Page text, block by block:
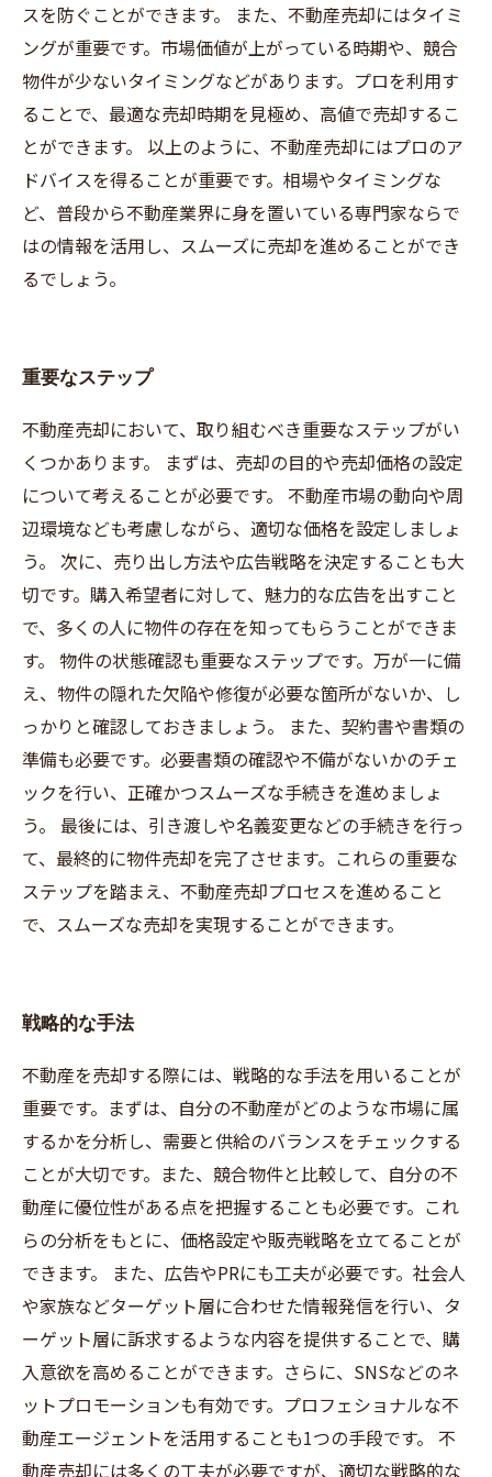
スを防ぐことができます。 また、不動産売却にはタイミ
ングが重要です。市場価値が上がっている時期や、競合
物件が少ないタイミングなどがあります。プロを利用す
ることで、最適な売却時期を見極め、高値で売却するこ
とができます。 以上のように、不動産売却にはプロのア
ドバイスを得ることが重要です。相場やタイミングな
ど、普段から不動産業界に身を置いている専門家ならで
はの情報を活用し、スムーズに売却を進めることができ
るでしょう。
重要なステップ
不動産売却において、取り組むべき重要なステップがい
くつかあります。 まずは、売却の目的や売却価格の設定
について考えることが必要です。 不動産市場の動向や周
辺環境なども考慮しながら、適切な価格を設定しましょ
う。 次に、売り出し方法や広告戦略を決定することも大
切です。購入希望者に対して、魅力的な広告を出すこと
で、多くの人に物件の存在を知ってもらうことができま
す。 物件の状態確認も重要なステップです。万が一に備
え、物件の隠れた欠陥や修復が必要な箇所がないか、し
っかりと確認しておきましょう。 また、契約書や書類の
準備も必要です。必要書類の確認や不備がないかのチェ
ックを行い、正確かつスムーズな手続きを進めましょ
う。 最後には、引き渡しや名義変更などの手続きを行っ
て、最終的に物件売却を完了させます。これらの重要な
ステップを踏まえ、不動産売却プロセスを進めること
で、スムーズな売却を実現することができます。
戦略的な手法
不動産を売却する際には、戦略的な手法を用いることが
重要です。まずは、自分の不動産がどのような市場に属
するかを分析し、需要と供給のバランスをチェックする
ことが大切です。また、競合物件と比較して、自分の不
動産に優位性がある点を把握することも必要です。これ
らの分析をもとに、価格設定や販売戦略を立てることが
できます。 また、広告やPRにも工夫が必要です。社会人
や家族などターゲット層に合わせた情報発信を行い、タ
ーゲット層に訴求するような内容を提供することで、購
入意欲を高めることができます。さらに、SNSなどのネ
ットプロモーションも有効です。プロフェショナルな不
動産エージェントを活用することも1つの手段です。 不
動産売却には多くの工夫が必要ですが、適切な戦略的な